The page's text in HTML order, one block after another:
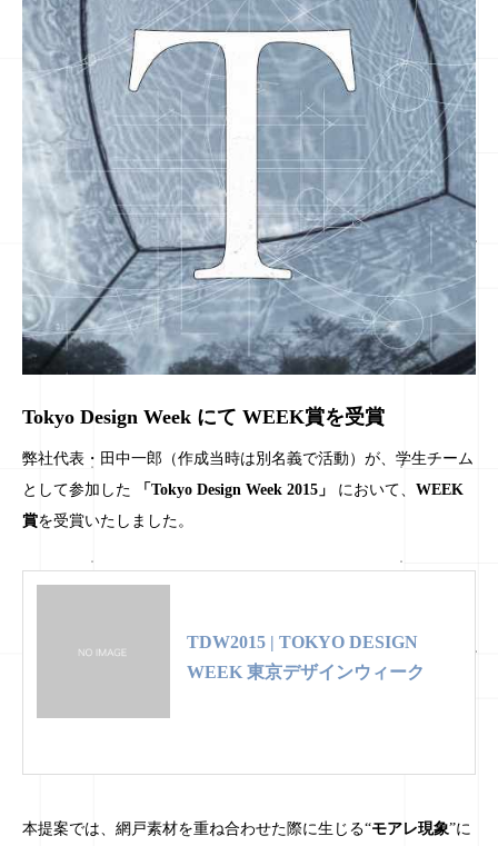
Tokyo Design Week にて WEEK賞を受賞
弊社代表・田中一郎（作成当時は別名義で活動）が、学生チーム
として参加した
「Tokyo Design Week 2015」 において、 WEEK
賞を受賞いたしました。
TDW2015 | TOKYO DESIGN
WEEK 東京デザインウィーク
本提案では、網戸素材を重ね合わせた際に生じる“モアレ現象”に